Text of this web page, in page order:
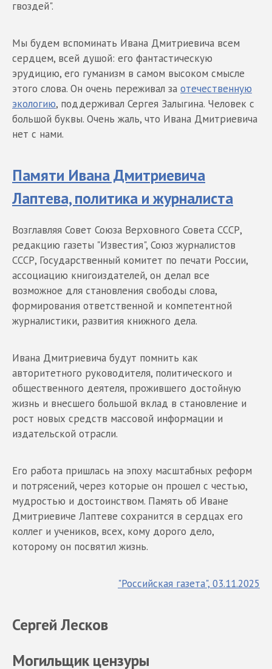
гвоздей".
Мы будем вспоминать Ивана Дмитриевича всем
сердцем, всей душой: его фантастическую
эрудицию, его гуманизм в самом высоком смысле
этого слова. Он очень переживал за отечественную
экологию, поддерживал Сергея Залыгина. Человек с
большой буквы. Очень жаль, что Ивана Дмитриевича
нет с нами.
Памяти Ивана Дмитриевича
Лаптева, политика и журналиста
Возглавляя Совет Союза Верховного Совета СССР,
редакцию газеты "Известия", Союз журналистов
СССР, Государственный комитет по печати России,
ассоциацию книгоиздателей, он делал все
возможное для становления свободы слова,
формирования ответственной и компетентной
журналистики, развития книжного дела.
Ивана Дмитриевича будут помнить как
авторитетного руководителя, политического и
общественного деятеля, прожившего достойную
жизнь и внесшего большой вклад в становление и
рост новых средств массовой информации и
издательской отрасли.
Его работа пришлась на эпоху масштабных реформ
и потрясений, через которые он прошел с честью,
мудростью и достоинством. Память об Иване
Дмитриевиче Лаптеве сохранится в сердцах его
коллег и учеников, всех, кому дорого дело,
которому он посвятил жизнь.
"Российская газета", 03.11.2025
Сергей Лесков
Могильщик цензуры